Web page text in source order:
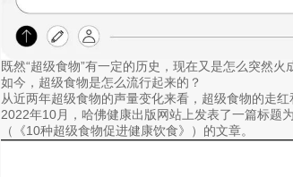
既然“超级食物”有一定的历史，现在又是怎么突然
如今，超级食物是怎么流行起来的？
从近两年超级食物的声量变化来看，超级食物的走红
2022年10月，哈佛健康出版网站上发表了一篇标题
（《10种超级食物促进健康饮食》）的文章。